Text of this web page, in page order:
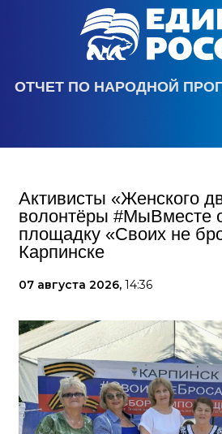
ОТЧЕТ ПО НАРОДНОЙ
Активисты «Женского
волонтёры #МыВместе
площадку «Своих не
Карпинске
07 августа 2026, 14:36